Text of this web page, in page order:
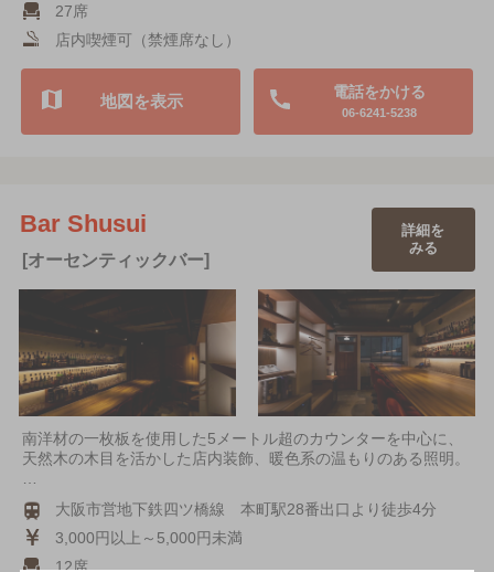
27席
店内喫煙可（禁煙席なし）
電話をかける
06-6241-5238
地図を表示
Bar Shusui
[オーセンティックバー]
詳細を
みる
南洋材の一枚板を使用した5メートル超のカウンターを中心に、
天然木の木目を活かした店内装飾、暖色系の温もりのある照明。
大阪市営地下鉄四ツ橋線 本町駅28番出口より徒歩4分
3,000円以上～5,000円未満
12席